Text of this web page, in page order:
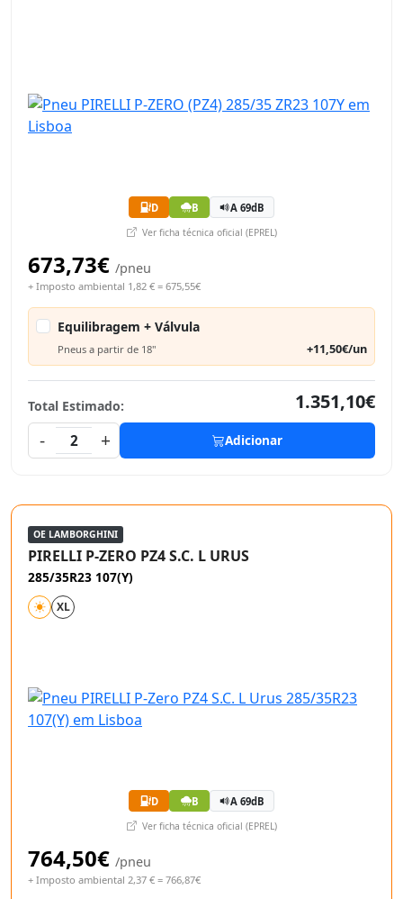
D B A 69dB
Ver ficha técnica oficial (EPREL)
673,73€ /pneu
+ Imposto ambiental 1,82 € = 675,55€
Equilibragem + Válvula
Pneus a partir de 18" +11,50€/un
Total Estimado:
1.351,10€
-
2 + Adicionar
OE LAMBORGHINI
PIRELLI P-ZERO PZ4 S.C. L URUS
285/35R23 107(Y)
XL
D B A 69dB
Ver ficha técnica oficial (EPREL)
764,50€ /pneu
+ Imposto ambiental 2,37 € = 766,87€